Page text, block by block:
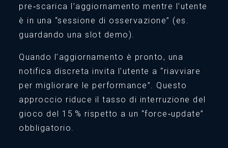
pre‑scarica l’aggiornamento mentre l’utente
è in una “sessione di osservazione” (es.
guardando una slot demo).
Quando l’aggiornamento è pronto, una
notifica discreta invita l’utente a “riavviare
per migliorare le performance”. Questo
approccio riduce il tasso di interruzione del
gioco del 15 % rispetto a un “force‑update”
obbligatorio.